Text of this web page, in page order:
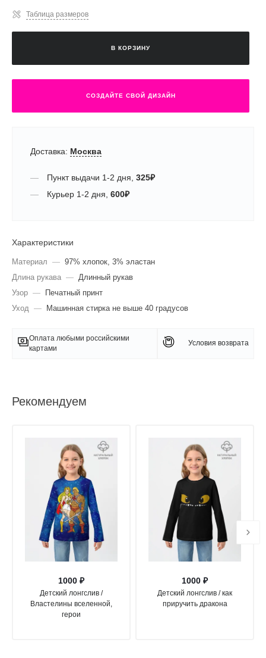
Таблица размеров
В КОРЗИНУ
СОЗДАЙТЕ СВОЙ ДИЗАЙН
Доставка: Москва
Пункт выдачи 1-2 дня 325₽
Курьер 1-2 дня 600₽
Характеристики
Материал — 97% хлопок, 3% эластан
Длина рукава — Длинный рукав
Узор — Печатный принт
Уход — Машинная стирка не выше 40 градусов
Оплата любыми российскими
картами
Условия возврата
Рекомендуем
1000 ₽
Детский лонгслив /
Властелины вселенной,
герои
1000 ₽
Детский лонгслив / как
приручить дракона